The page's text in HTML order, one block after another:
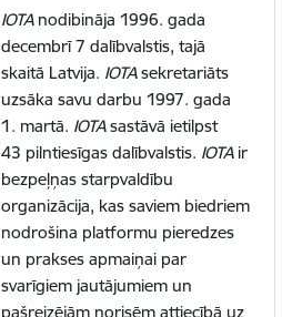
IOTAnodibināja 1996. gada
decembrī 7 dalībvalstis, tajā
skaitā Latvija. IOTAsekretariāts
uzsāka savu darbu 1997. gada
1. martā. IOTAsastāvā ietilpst
43 pilntiesīgas dalībvalstis. IOTAir
bezpeļņas starpvaldību
organizācija, kas saviem biedriem
nodrošina platformu pieredzes
un prakses apmaiņai par
svarīgiem jautājumiem un
pašreizējām norisēm attiecībā uz